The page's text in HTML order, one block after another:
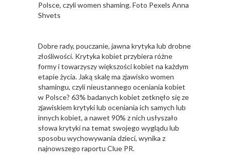
Polsce, czyli women shaming. Foto Pexels Anna
Shvets
Dobre rady, pouczanie, jawna krytyka lub drobne
złośliwości. Krytyka kobiet przybiera różne
formy i towarzyszy większości kobiet na każdym
etapie życia. Jaką skalę ma zjawisko women
shamingu, czyli nieustannego oceniania kobiet
w Polsce? 63% badanych kobiet zetknęło się ze
zjawiskiem krytyki lub oceniania ich samych lub
innych kobiet, a nawet 90% z nich usłyszało
słowa krytyki na temat swojego wyglądu lub
sposobu wychowywania dzieci, wynika z
najnowszego raportu Clue PR.